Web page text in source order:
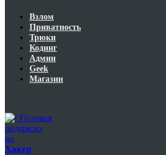
Взлом
Приватность
Трюки
Кодинг
Админ
Geek
Магазин
Годовая
подписка
на
Хакер